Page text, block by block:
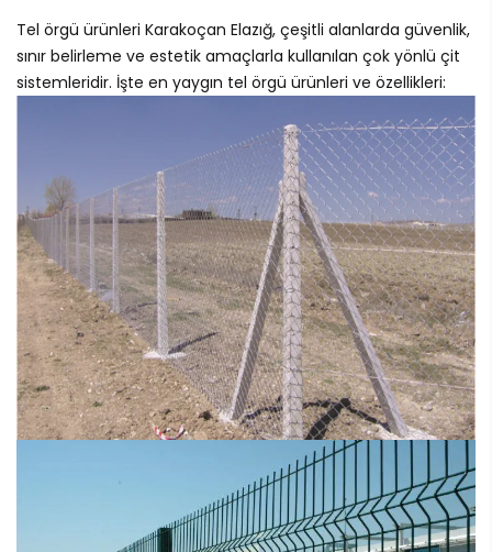
Tel örgü ürünleri Karakoçan Elazığ, çeşitli alanlarda güvenlik,
sınır belirleme ve estetik amaçlarla kullanılan çok yönlü çit
sistemleridir. İşte en yaygın tel örgü ürünleri ve özellikleri: